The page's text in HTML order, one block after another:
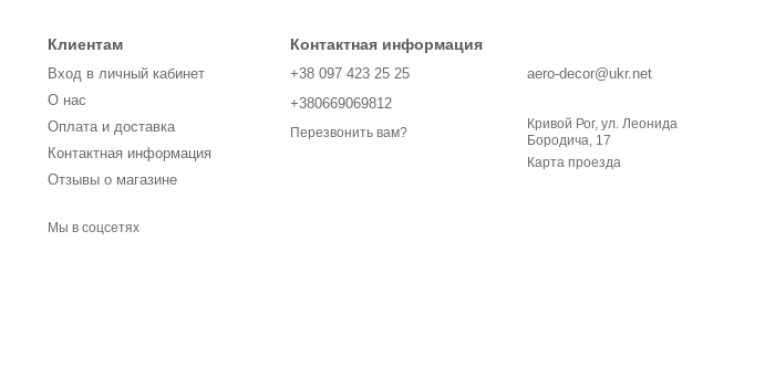
Клиентам
Вход в личный кабинет
О нас
Оплата и доставка
Контактная информация
Отзывы о магазине
Мы в соцсетях
Контактная информация
+38 097 423 25 25
+380669069812
Перезвонить вам?
aero-decor@ukr.net
Кривой Рог, ул. Леонида
Бородича, 17
Карта проезда